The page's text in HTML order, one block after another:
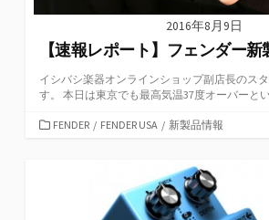
2016年8月9日
【速報レポート】フェンダー
イシバシ楽器オンラインショップ副店長のス
す。 本日は東京でも最高気温37度オーバーと
カFENDER / FENDER USA / 新製品情報